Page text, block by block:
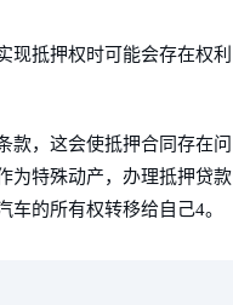
现抵押权时可能会存在权利
款，这会使抵押合同存在问
为特殊动产，办理抵押贷款
的所有权转移给自己4。